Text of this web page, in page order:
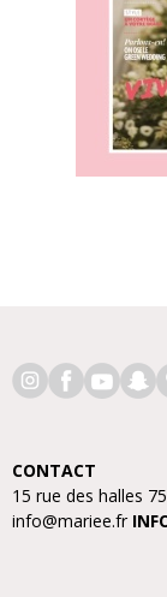
CONTACT
15
info@mariee.fr